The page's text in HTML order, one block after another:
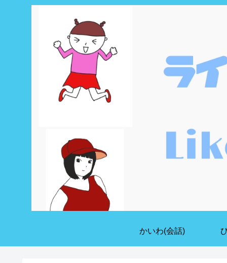
かいわ(会話)